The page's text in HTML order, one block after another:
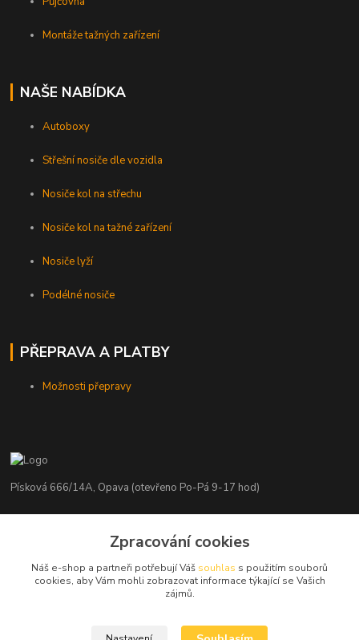
Montáže tažných zařízení
NAŠE NABÍDKA
Autoboxy
Střešní nosiče dle vozidla
Nosiče kol na střechu
Nosiče kol na tažné zařízení
Nosiče lyží
Podélné nosiče
PŘEPRAVA A PLATBY
Možnosti přepravy
Písková 666/14A, Opava (otevřeno Po-Pá 9-17 hod)
+420 776 839 986
info@nosice.com
Zpracování cookies
Náš e-shop a partneři potřebují Váš souhlas s použitím souborů
cookies, aby Vám mohli zobrazovat informace týkající se Vašich
zájmů.